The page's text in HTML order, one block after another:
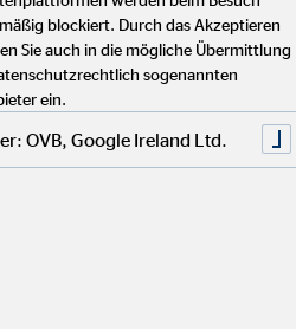
(z.B.
Rentenversicherungen) und
die OVB Vermögensberatung
Berücksichtigung von
Umwelt (Environment), Soziales
Unternehmensführung
AG arbeitet vorrangig mit
blockiert. Durch das Akzeptieren
Sie auch in die mögliche Übermittlung
sogenannten
ein.
OVB, Google Ireland Ltd.